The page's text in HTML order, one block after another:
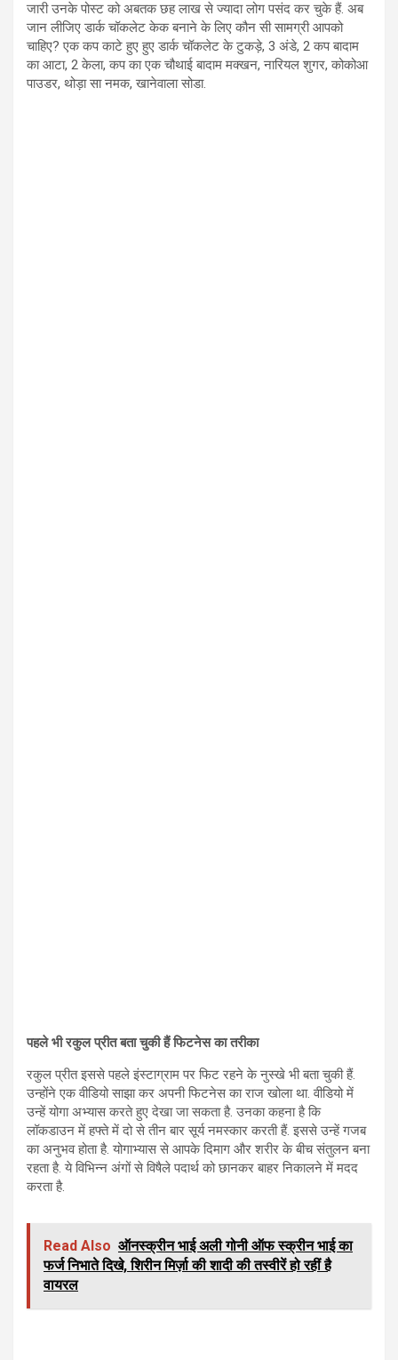
जारी उनके पोस्ट को अबतक छह लाख से ज्यादा लोग पसंद कर चुके हैं. अब
जान लीजिए डार्क चॉकलेट केक बनाने के लिए कौन सी सामग्री आपको
चाहिए? एक कप काटे हुए हुए डार्क चॉकलेट के टुकड़े, 3 अंडे, 2 कप बादाम
का आटा, 2 केला, कप का एक चौथाई बादाम मक्खन, नारियल शुगर, कोकोआ
पाउडर, थोड़ा सा नमक, खानेवाला सोडा.
पहले भी रकुल प्रीत बता चुकी हैं फिटनेस का तरीका
रकुल प्रीत इससे पहले इंस्टाग्राम पर फिट रहने के नुस्खे भी बता चुकी हैं.
उन्होंने एक वीडियो साझा कर अपनी फिटनेस का राज खोला था. वीडियो में
उन्हें योगा अभ्यास करते हुए देखा जा सकता है. उनका कहना है कि
लॉकडाउन में हफ्ते में दो से तीन बार सूर्य नमस्कार करती हैं. इससे उन्हें गजब
का अनुभव होता है. योगाभ्यास से आपके दिमाग और शरीर के बीच संतुलन बना
रहता है. ये विभिन्न अंगों से विषैले पदार्थ को छानकर बाहर निकालने में मदद
करता है.
Read Also ऑनस्क्रीन भाई अली गोनी ऑफ स्क्रीन भाई का
फर्ज निभाते दिखे, शिरीन मिर्ज़ा की शादी की तस्वीरें हो रहीं है
वायरल